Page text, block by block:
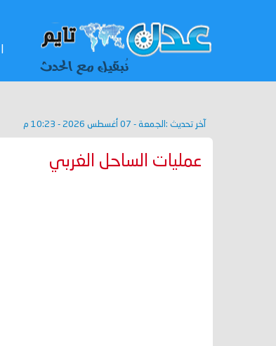
آخر تحديث : الجمعة - 07 أغسطس 2026 - 10:23 م
عمليات الساحل الغربي